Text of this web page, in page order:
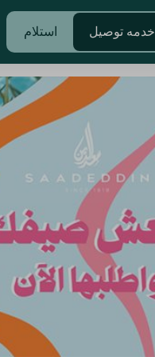
خدمه توصيل استلام